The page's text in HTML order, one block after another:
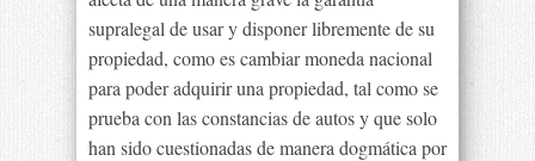
supralegal de usar y disponer libremente de su
propiedad, como es cambiar moneda nacional
para poder adquirir una propiedad, tal como se
prueba con las constancias de autos y que solo
han sido cuestionadas de manera dogmática por